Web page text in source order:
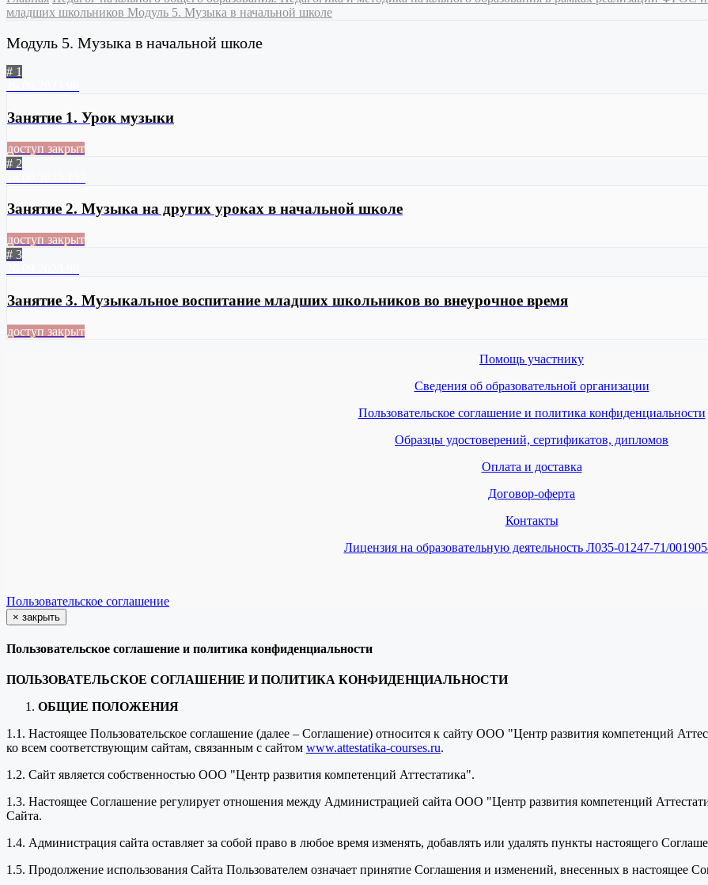
младших школьников Модуль 5. Музыка в начальной школе
Модуль 5. Музыка в начальной школе
# 1
Занятие 1. Урок музыки
доступ закрыт
# 2
Занятие 2. Музыка на других уроках в начальной школе
доступ закрыт
# 3
Занятие 3. Музыкальное воспитание младших школьников во внеурочное время
доступ закрыт
Помощь участнику
Сведения об образовательной организации
Пользовательское соглашение и политика конфиденциальности
Образцы удостоверений, сертификатов, дипломов
Оплата и доставка
Договор-оферта
Контакты
Лицензия на образовательную деятельность Л035-01247-71/
Пользовательское соглашение
× закрыть
Пользовательское соглашение и политика конфиденциальности
ПОЛЬЗОВАТЕЛЬСКОЕ СОГЛАШЕНИЕ И ПОЛИТИКА КОНФИДЕНЦИАЛЬНОСТИ
ОБЩИЕ ПОЛОЖЕНИЯ
1.1. Настоящее Пользовательское соглашение (далее – Соглашение) относится к сайту ООО "Центр развития компетенций
ко всем соответствующим сайтам, связанным с сайтом www.attestatika-courses.ru.
1.2. Сайт является собственностью ООО "Центр развития компетенций Аттестатика".
1.3. Настоящее Соглашение регулирует отношения между Администрацией сайта ООО "Центр развития компетенций
Сайта.
1.4. Администрация сайта оставляет за собой право в любое время изменять, добавлять или удалять пункты настоящего
1.5. Продолжение использования Сайта Пользователем означает принятие Соглашения и изменений, внесенных в настоящее